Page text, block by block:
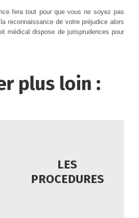
fera tout pour que vous ne soyez pas
reconnaissance de votre préjudice alors
médical dispose de jurisprudences pour
plus loin :
LES
PROCEDURES